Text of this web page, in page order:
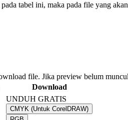
tabel ini, maka pada file yang
file. Jika preview belum
Download
UNDUH GRATIS
CMYK (Untuk CorelDRAW)